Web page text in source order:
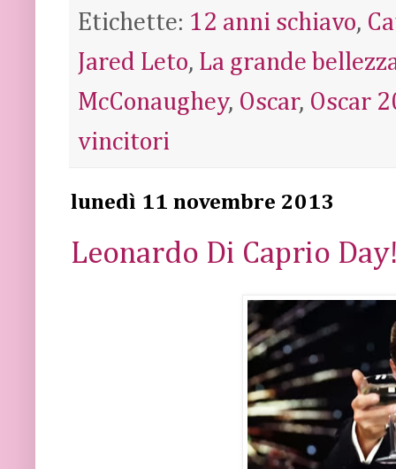
Etichette: 12 anni schiavo,
Jared Leto, La grande
McConaughey, Oscar, Oscar
vincitori
lunedì 11 novembre 2013
Leonardo Di Caprio